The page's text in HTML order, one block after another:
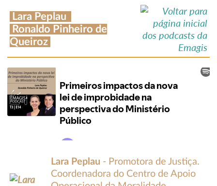
Lara Peplau
Ronaldo Pinheiro de
Queiroz
Lara Peplau - Promotora de Justiça.
Coordenadora do Centro de Apoio